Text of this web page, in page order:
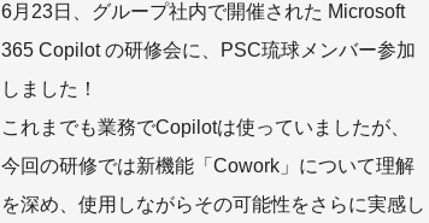
6月23日、グループ社内で開催された Microsoft
365 Copilot の研修会に、PSC琉球メンバー参加
しました！
これまでも業務でCopilotは使っていましたが、
今回の研修では新機能「Cowork」について理解
を深め、使用しながらその可能性をさらに実感し